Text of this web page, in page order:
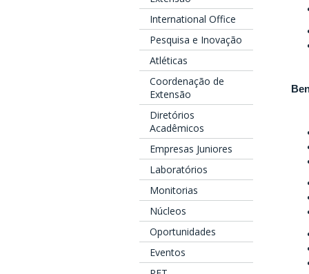
International Office
Pesquisa e Inovação
Atléticas
Coordenação de
Extensão
Diretórios
Acadêmicos
Empresas Juniores
Laboratórios
Monitorias
Núcleos
Oportunidades
Eventos